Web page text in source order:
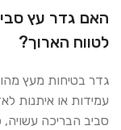
האם גדר עץ
לטווח הארוך?
גדר בטיחות מעץ
עמידות או איתנות
סביב הבריכה